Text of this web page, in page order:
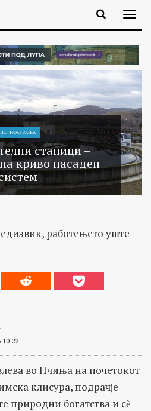
ИСТРАЖУВАЊA
станици –
криво насаден
работењето уште
10:22
во Пчиња на почетокот
клисура, подрачје
природни богатства и сѐ